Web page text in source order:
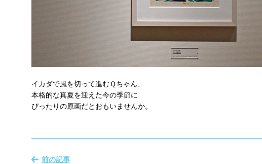
イカダで風を切って進むＱちゃん、
本格的な真夏を迎えた今の季節に
ぴったりの原画だとおもいませんか。
前の記事